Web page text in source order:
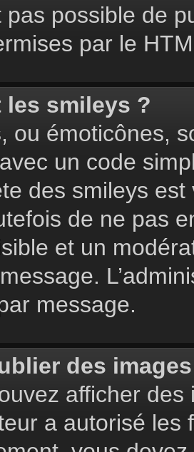
pas possible de
par le
les smileys ?
ou émoticônes,
un code
des smileys
de ne pas
et un
message.
des
afficher
a autorisé